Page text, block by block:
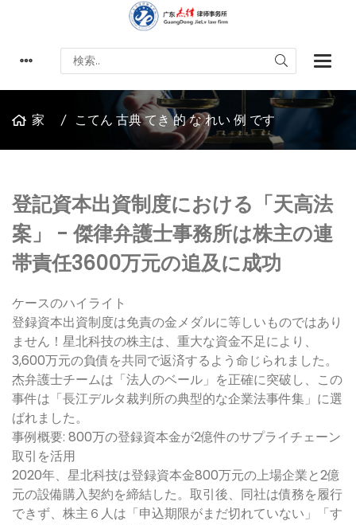
家 こてん 古典 てき 的 な れい 例 です
登記資本出資制度における「天高法
案」 - 傑律弁護士事務所は株主の連
帯責任3600万元の追及に成功
ケースのハイライト
登録資本出資制度は免責の金メダルに等しいものではあり
ません！星北科技の株主は、重大な資金不足により、
3,600万元の負債を共同で返済するよう命じられました。
杰弁護士チームは「法人のベール」を正確に突破し、この
事件は「長江デルタ裁判所の典型的な企業法事件集」に選
ばれました。
事例概要: 800万の登録資本金が2億件のサプライチェーン
取引を活用
2020年、星北科技は登録資本金800万元の上場企業と2億
元の設備購入契約を締結した。取引後、同社は債務を履行
できず、株主６人は「申込期限がまだ切れていない」「す